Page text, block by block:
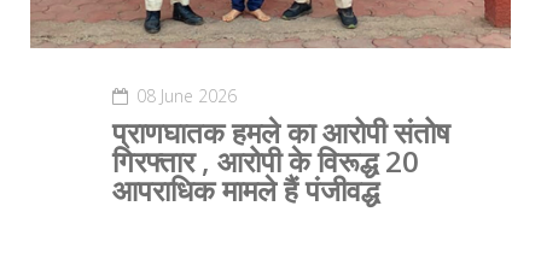
08 June 2026
प्राणघातक हमले का आरोपी संतोष
गिरफ्तार , आरोपी के विरूद्ध 20
आपराधिक मामले हैं पंजीवद्ध